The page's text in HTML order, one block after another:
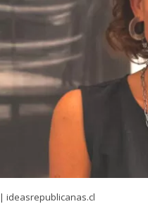
| ideasrepublicanas.cl